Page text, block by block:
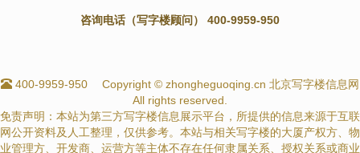
咨询电话（写字楼顾问） 400-9959-950
400-9959-950
Copyright © zhongheguoqing.cn 北京写字楼信息网
All rights reserved.
免责声明：本站为第三方写字楼信息展示平台，所提供的信息来源于互联
网公开资料及人工整理，仅供参考。本站与相关写字楼的大厦产权方、物
业管理方、开发商、运营方等主体不存在任何隶属关系、授权关系或商业